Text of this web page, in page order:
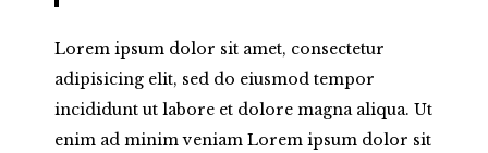
Lorem ipsum dolor sit amet, consectetur
adipisicing elit, sed do eiusmod tempor
incididunt ut labore et dolore magna aliqua. Ut
enim ad minim veniam Lorem ipsum dolor sit